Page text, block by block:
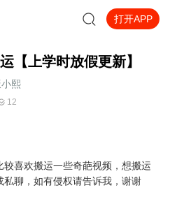
打开APP
【上学时放假更新】
熙
12
喜欢搬运一些奇葩视频，想搬运
聊，如有侵权请告诉我，谢谢